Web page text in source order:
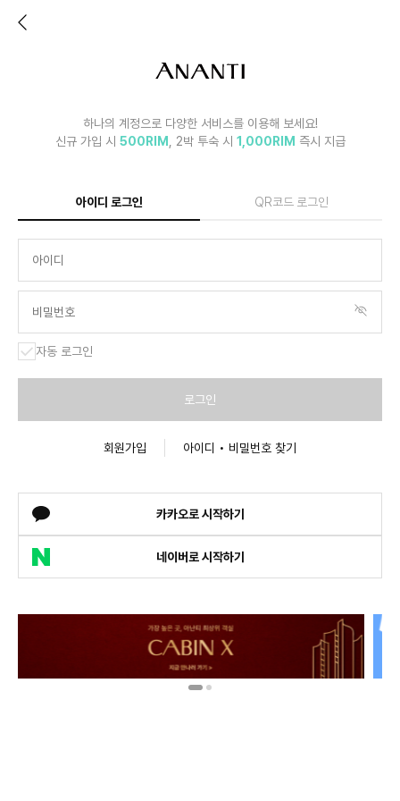
하나의 계정으로 다양한 서비스를 이용해 보세요!
신규 가입 시 500RIM , 2박 투숙 시 1,000RIM 즉시 지급
아이디 로그인 QR코드 로그인
자동 로그인
로그인
회원가입 아이디 • 비밀번호 찾기
카카오로 시작하기
네이버로 시작하기